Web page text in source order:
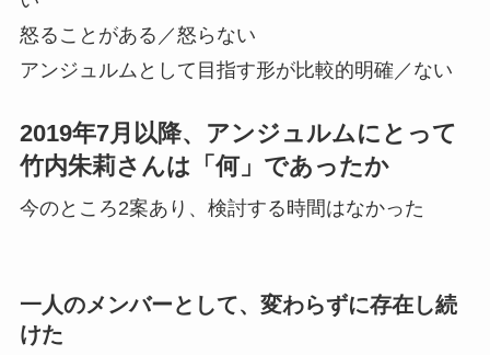
怒ることがある／怒らない
アンジュルムとして目指す形が比較的明確／ない
2019年7月以降、アンジュルムにとって
竹内朱莉さんは「何」であったか
今のところ2案あり、検討する時間はなかった
一人のメンバーとして、変わらずに存在し続
けた